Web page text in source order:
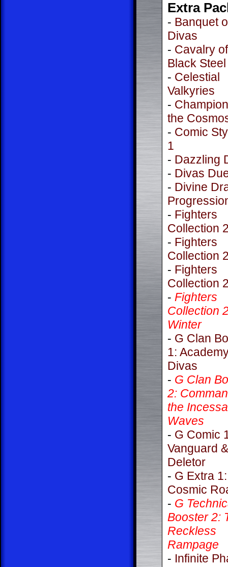
Extra
- Banquet
Divas
- Cavalry of
Black Steel
- Celestial
Valkyries
-
the
- Comic
1
- Dazzling
- Divas
- Divine
- Fighters
Collection
- Fighters
Collection
- Fighters
Collection
- Fighters
Collection
Winter
- G Clan
1:
Divas
- G Clan
2:
the
Waves
- G Comic
Vanguard &
Deletor
- G Extra 1:
Cosmic
- G
Booster 2:
Reckless
Rampage
- Infinite